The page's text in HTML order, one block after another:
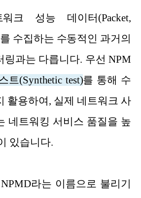
크 성능 데이터(Packet,
수집하는 수동적인 과거의
링과는 다릅니다. 우선 NPM
트(Synthetic test)를 통해 수
활용하여, 실제 네트워크 사
네트워킹 서비스 품질을 높
있습니다.
라는 이름으로 불리기